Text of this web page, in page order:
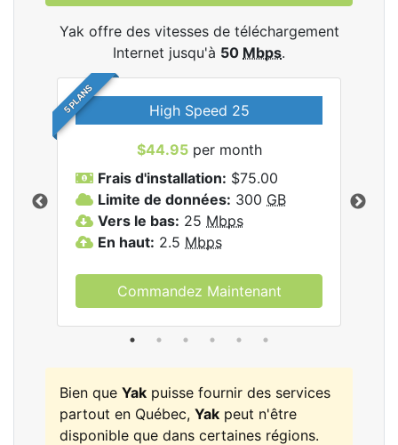
Yak offre des vitesses de téléchargement
Internet jusqu'à 50 Mbps.
5 PLANS High Speed 25
$44.95per month
Frais d'installation: $75.00
Limite de données: 300 GB
Vers le bas: 25 Mbps
En haut: 2.5 Mbps
Commandez Maintenant
Bien que Yak puisse fournir des services
partout en Québec, Yak peut n'être
disponible que dans certaines régions.